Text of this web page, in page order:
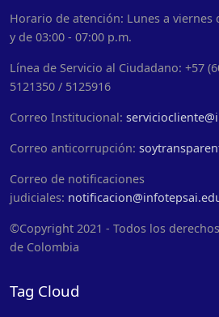
Horario de atención: Lunes a viernes
y de 03:00 - 07:00 p.m.
Línea de Servicio al Ciudadano: +57
5121350 / 5125916
Correo Institucional:
Correo anticorrupción:
Correo de notificaciones
judiciales:
©Copyright 2021 - Todos los
de Colombia
Tag Cloud